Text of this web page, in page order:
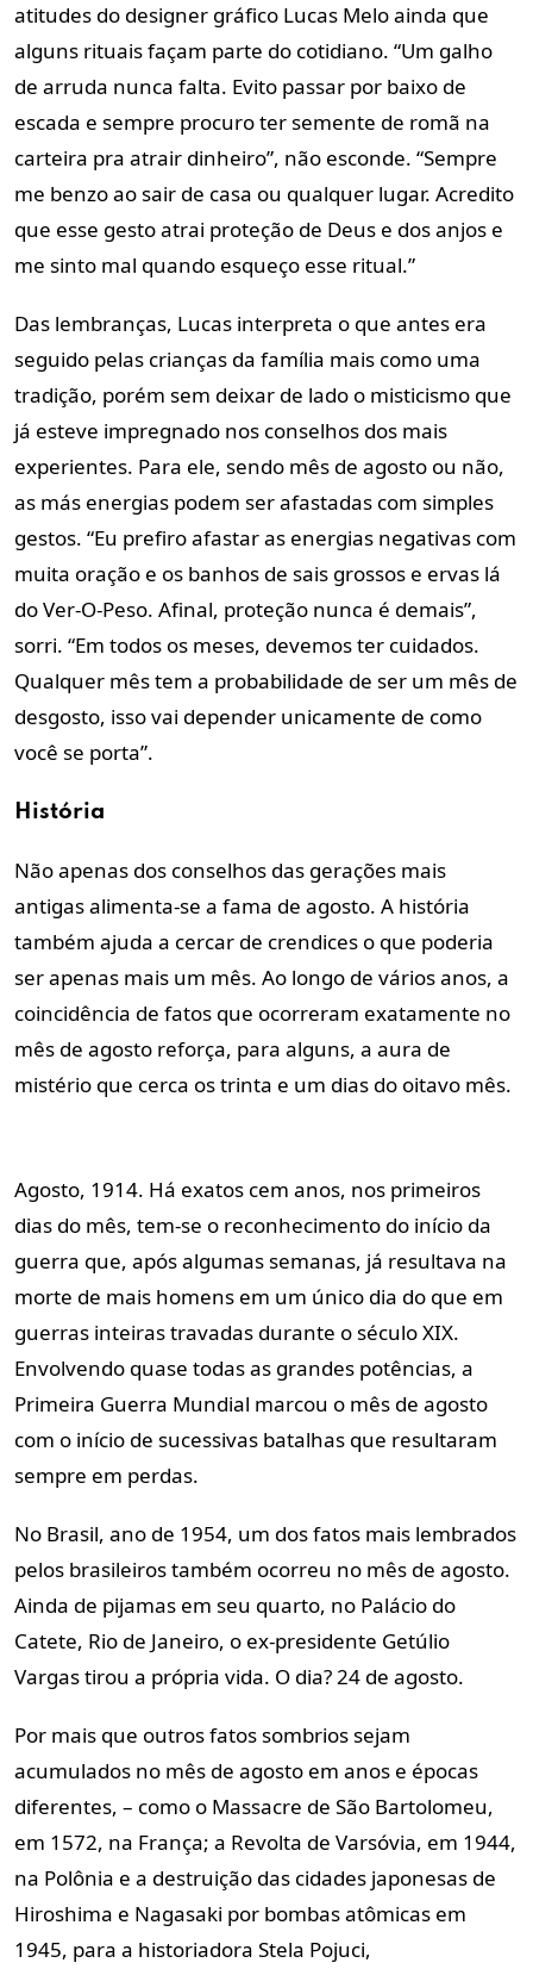
atitudes do designer gráfico Lucas Melo ainda que
alguns rituais façam parte do cotidiano. “Um galho
de arruda nunca falta. Evito passar por baixo de
escada e sempre procuro ter semente de romã na
carteira pra atrair dinheiro”, não esconde. “Sempre
me benzo ao sair de casa ou qualquer lugar. Acredito
que esse gesto atrai proteção de Deus e dos anjos e
me sinto mal quando esqueço esse ritual.”
Das lembranças, Lucas interpreta o que antes era
seguido pelas crianças da família mais como uma
tradição, porém sem deixar de lado o misticismo que
já esteve impregnado nos conselhos dos mais
experientes. Para ele, sendo mês de agosto ou não,
as más energias podem ser afastadas com simples
gestos. “Eu prefiro afastar as energias negativas com
muita oração e os banhos de sais grossos e ervas lá
do Ver-O-Peso. Afinal, proteção nunca é demais”,
sorri. “Em todos os meses, devemos ter cuidados.
Qualquer mês tem a probabilidade de ser um mês de
desgosto, isso vai depender unicamente de como
você se porta”.
História
Não apenas dos conselhos das gerações mais
antigas alimenta-se a fama de agosto. A história
também ajuda a cercar de crendices o que poderia
ser apenas mais um mês. Ao longo de vários anos, a
coincidência de fatos que ocorreram exatamente no
mês de agosto reforça, para alguns, a aura de
mistério que cerca os trinta e um dias do oitavo mês.
Agosto, 1914. Há exatos cem anos, nos primeiros
dias do mês, tem-se o reconhecimento do início da
guerra que, após algumas semanas, já resultava na
morte de mais homens em um único dia do que em
guerras inteiras travadas durante o século XIX.
Envolvendo quase todas as grandes potências, a
Primeira Guerra Mundial marcou o mês de agosto
com o início de sucessivas batalhas que resultaram
sempre em perdas.
No Brasil, ano de 1954, um dos fatos mais lembrados
pelos brasileiros também ocorreu no mês de agosto.
Ainda de pijamas em seu quarto, no Palácio do
Catete, Rio de Janeiro, o ex-presidente Getúlio
Vargas tirou a própria vida. O dia? 24 de agosto.
Por mais que outros fatos sombrios sejam
acumulados no mês de agosto em anos e épocas
diferentes, – como o Massacre de São Bartolomeu,
em 1572, na França; a Revolta de Varsóvia, em 1944,
na Polônia e a destruição das cidades japonesas de
Hiroshima e Nagasaki por bombas atômicas em
1945, para a historiadora Stela Pojuci,